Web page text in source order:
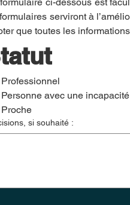
serviront à
que toutes les
Professionnel
Personne avec une incapacité
Proche
si souhaité :